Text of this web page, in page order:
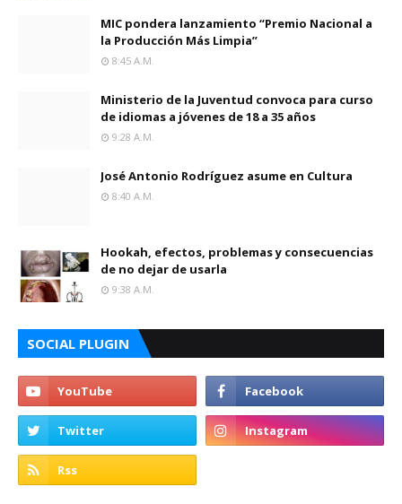
MIC pondera lanzamiento “Premio Nacional a
la Producción Más Limpia”
8:45 A.m.
Ministerio de la Juventud convoca para curso
de idiomas a jóvenes de 18 a 35 años
9:28 A.m.
José Antonio Rodríguez asume en Cultura
8:40 A.m.
Hookah, efectos, problemas y consecuencias
de no dejar de usarla
9:38 A.m.
SOCIAL PLUGIN